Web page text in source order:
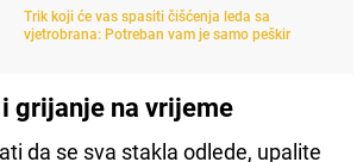
Trik koji će vas spasiti čišćenja leda sa
vjetrobrana: Potreban vam je samo peškir
grijanje na vrijeme
da se sva stakla odlede, upalite